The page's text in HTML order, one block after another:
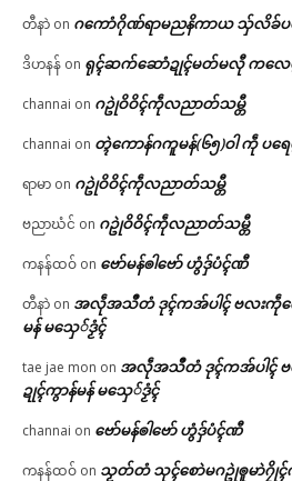
တီနာဲ on ဂကောံဂိုဏ်ရာမညနိကာယ သှ်လိခ်ပ
ဒိဟနန် on ရုၚ်ဆက်ဆောံဍုၚ်မတ်မလီု ကလေ
channai on ဂဥုဲဝိဝိၚ်ကဵုလညာတ်သမ္တီ
channai on တ္ၚဲကောန်ဂကူမန်(၆၅)ဝါ ကဵု ပ
ရာမာ on ဂဥုဲဝိဝိၚ်ကဵုလညာတ်သမ္တီ
ဗညာဃံင် on ဂဥုဲဝိဝိၚ်ကဵုလညာတ်သမ္တီ
ကနန်ထဝ် on ဗော်မန်ၜါဗော် ဟွံဒှ်ပံၚ်ဏီ
တီနာဲ on အလဵုအသဳတံ ဒုၚ်ကအ်ပါၚ် ဗလးကဵုက
မန် မသှေ်ဒၟံၚ်
tae jae mon on အလဵုအသဳတံ ဒုၚ်ကအ်ပါၚ် ဗ
ဍုၚ်ကွာန်မန် မသှေ်ဒၟံၚ်
channai on ဗော်မန်ၜါဗော် ဟွံဒှ်ပံၚ်ဏီ
ကနန်ထဝ် on သၟတ်တံ သုၚ်စောဲမဂဥုဲၜူမာဲဂၠို